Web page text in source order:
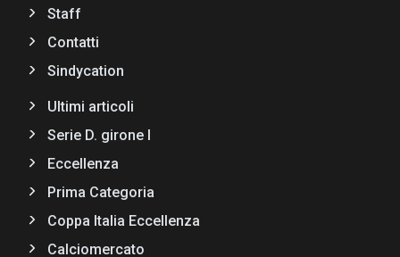
Staff
Contatti
Sindycation
Ultimi articoli
Serie D. girone I
Eccellenza
Prima Categoria
Coppa Italia Eccellenza
Calciomercato